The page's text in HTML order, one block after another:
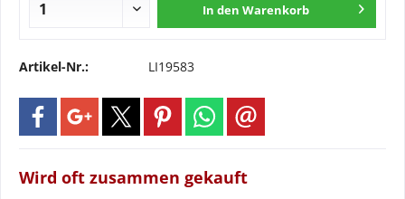
In den Warenkorb
Artikel-Nr.: LI19583
Wird oft zusammen gekauft